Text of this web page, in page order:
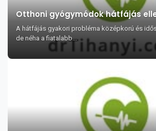
Otthoni gyógymódok hátfájás
A hátfájás gyakori probléma középkorú és
de néha a fiatalabb...